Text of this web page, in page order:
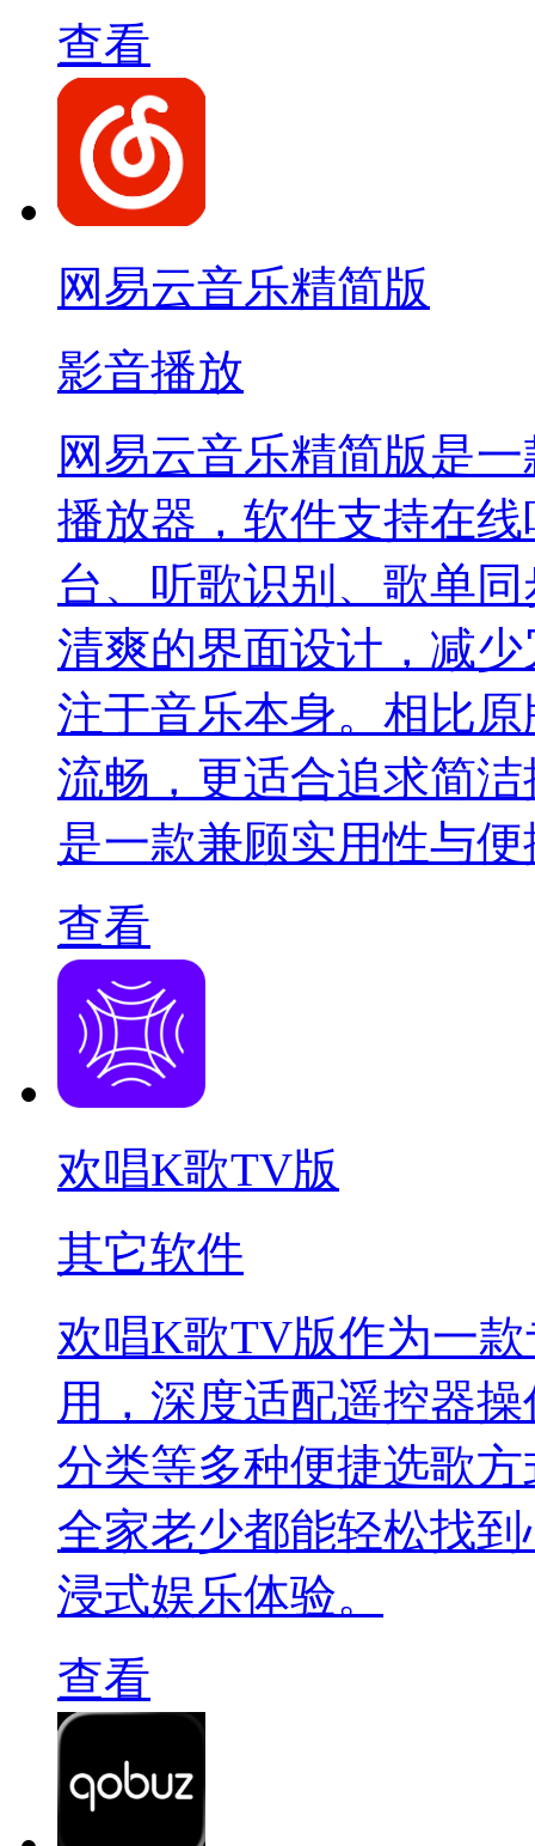
查看
网易云音乐精简版
影音播放
网易云音乐精简版是
播放器，软件支持在
台、听歌识别、歌单
清爽的界面设计，减
注于音乐本身。相比
流畅，更适合追求简
是一款兼顾实用性与
查看
欢唱K歌TV版
其它软件
欢唱K歌TV版作为一
用，深度适配遥控器
分类等多种便捷选歌
全家老少都能轻松找
浸式娱乐体验。
查看